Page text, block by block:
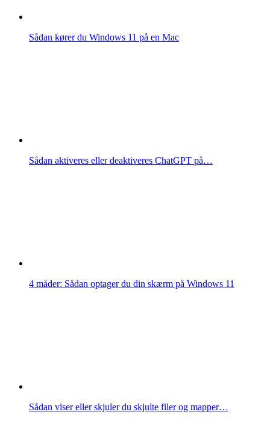
Sådan kører du Windows 11 på en Mac
Sådan aktiveres eller deaktiveres ChatGPT på…
4 måder: Sådan optager du din skærm på Windows 11
Sådan viser eller skjuler du skjulte filer og mapper…